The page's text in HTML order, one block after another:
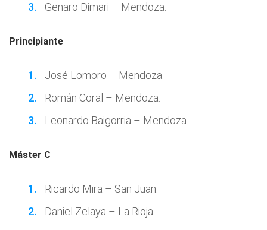
Genaro Dimari – Mendoza.
Principiante
José Lomoro – Mendoza.
Román Coral – Mendoza.
Leonardo Baigorria – Mendoza.
Máster C
Ricardo Mira – San Juan.
Daniel Zelaya – La Rioja.